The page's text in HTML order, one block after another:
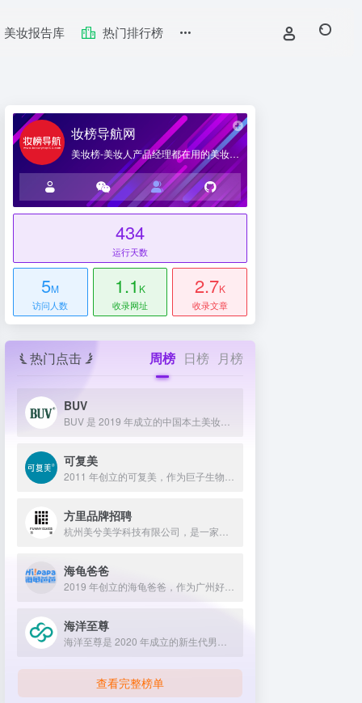
美妆报告库 热门排行榜
妆榜导航网
美妆榜-美妆人产品经理都在用的美妆产业导航网站
434
运行天数
5M
访问人数
1.1 K
收录网址
2.7K
收录文章
热门点击 周榜 日榜 月榜
BUV
可复美
方里品牌招聘
海龟爸爸
海洋至尊
查看完整榜单